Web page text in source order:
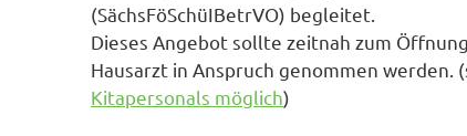
(SächsFöSchüIBetrVO) begleitet.
Dieses Angebot sollte zeitnah zum
Hausarzt in Anspruch genommen werden.
Kitapersonals möglich)